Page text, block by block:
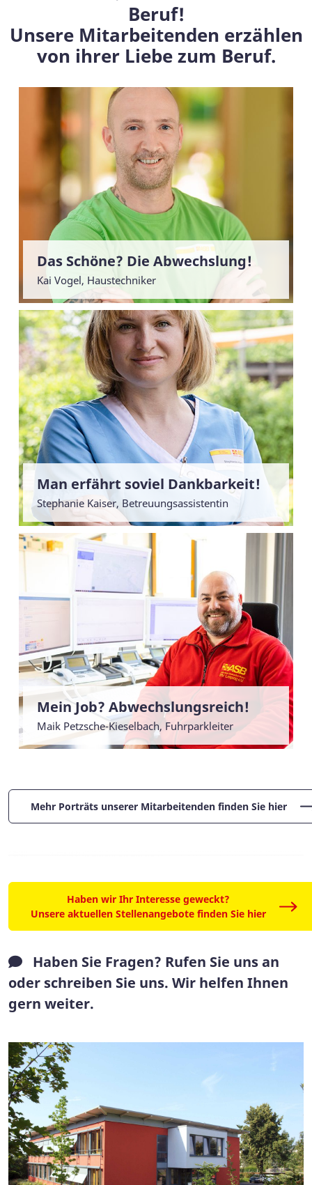
Beruf!
Unsere Mitarbeitenden erzählen
von ihrer Liebe zum Beruf.
Das Schöne? Die Abwechslung!
Kai Vogel, Haustechniker
Man erfährt soviel Dankbarkeit!
Stephanie Kaiser, Betreuungsassistentin
Mein Job? Abwechslungsreich!
Maik Petzsche-Kieselbach, Fuhrparkleiter
Mehr Porträts unserer Mitarbeitenden finden Sie hier
Haben wir Ihr Interesse geweckt?
Unsere aktuellen Stellenangebote finden Sie hier
Haben Sie Fragen? Rufen Sie uns an
oder schreiben Sie uns. Wir helfen Ihnen
gern weiter.